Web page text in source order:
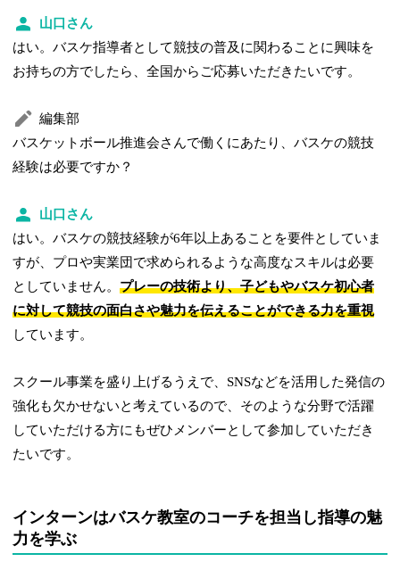
山口さん
はい。バスケ指導者として競技の普及に関わることに興味を
お持ちの方でしたら、全国からご応募いただきたいです。
編集部
バスケットボール推進会さんで働くにあたり、バスケの競技
経験は必要ですか？
山口さん
はい。バスケの競技経験が6年以上あることを要件としていま
すが、プロや実業団で求められるような高度なスキルは必要
としていません。プレーの技術より、子どもやバスケ初心者
に対して競技の面白さや魅力を伝えることができる力を重視
しています。
スクール事業を盛り上げるうえで、SNSなどを活用した発信の
強化も欠かせないと考えているので、そのような分野で活躍
していただける方にもぜひメンバーとして参加していただき
たいです。
インターンはバスケ教室のコーチを担当し指導の魅
力を学ぶ